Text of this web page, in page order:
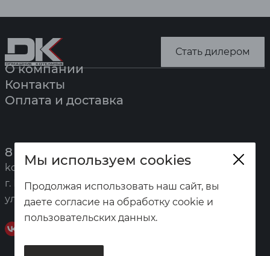
Стать дилером
О компании
Контакты
Оплата и доставка
8 (391) 247-7777
kotel@zota.ru
г. Красноярск,
ул. Калинина, 53а
Мы используем cookies
Продолжая использовать наш сайт, вы
даете согласие на обработку cookie и
пользовательских данных.